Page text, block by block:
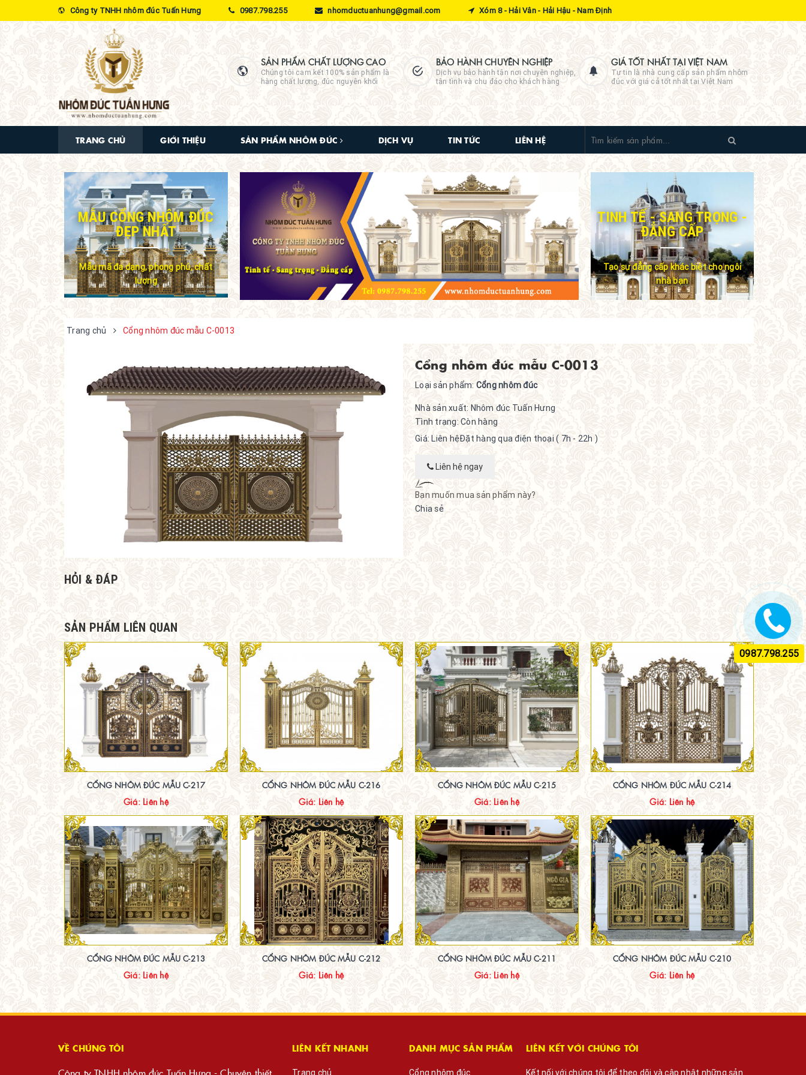
Công ty TNHH nhôm đúc Tuấn Hưng 0987.798.255 nhomductuanhung@gmail.com Xóm 8 - Hải Vân - Hải Hậu - Nam Định
SẢN PHẨM CHẤT LƯỢNG CAO
Chúng tôi cam kết 100% sản phẩm là
hàng chất lượng, đúc nguyên khối
BẢO HÀNH CHUYÊN NGHIỆP
Dịch vụ bảo hành tận nơi chuyên nghiệp,
tận tình và chu đáo cho khách hàng
GIÁ TỐT NHẤT TẠI VIỆT NAM
Tự tin là nhà cung cấp sản phẩm nhôm
đúc với giá cả tốt nhất tại Việt Nam
TRANG CHỦ GIỚI THIỆU SẢN PHẨM NHÔM ĐÚC DỊCH VỤ TIN TỨC LIÊN HỆ
MẪU CỔNG NHÔM ĐÚC
ĐẸP NHẤT
Mẫu mã đa dạng, phong phú, chất
lượng
TINH TẾ - SANG TRỌNG -
ĐẲNG CẤP
Tạo sự đẳng cấp khác biệt cho ngôi
nhà bạn
Trang chủ Cổng nhôm đúc mẫu C-0013
Cổng nhôm đúc mẫu C-0013
Loại sản phẩm: Cổng nhôm đúc
Nhà sản xuất: Nhôm đúc Tuấn Hưng
Tình trạng: Còn hàng
Giá: Liên hệĐặt hàng qua điện thoại ( 7h - 22h )
Liên hệ ngay
Bạn muốn mua sản phẩm này?
Chia sẻ
HỎI & ĐÁP
SẢN PHẨM LIÊN QUAN
CỔNG NHÔM ĐÚC MẪU C-217
Giá: Liên hệ
CỔNG NHÔM ĐÚC MẪU C-216
Giá: Liên hệ
CỔNG NHÔM ĐÚC MẪU C-215
Giá: Liên hệ
CỔNG NHÔM ĐÚC MẪU C-214
Giá: Liên hệ
CỔNG NHÔM ĐÚC MẪU C-213
Giá: Liên hệ
CỔNG NHÔM ĐÚC MẪU C-212
Giá: Liên hệ
CỔNG NHÔM ĐÚC MẪU C-211
Giá: Liên hệ
CỔNG NHÔM ĐÚC MẪU C-210
Giá: Liên hệ
VỀ CHÚNG TÔI LIÊN KẾT NHANH
Trang chủ
DANH MỤC SẢN PHẨM
Cổng nhôm đúc
LIÊN KẾT VỚI CHÚNG TÔI
Kết nối với chúng tôi để theo dõi và cập nhật những sản
0987.798.255